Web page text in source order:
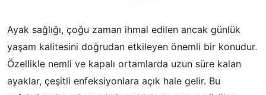
Ayak sağlığı, çoğu zaman ihmal edilen ancak günlük
yaşam kalitesini doğrudan etkileyen önemli bir konudur.
Özellikle nemli ve kapalı ortamlarda uzun süre kalan
ayaklar, çeşitli enfeksiyonlara açık hale gelir. Bu